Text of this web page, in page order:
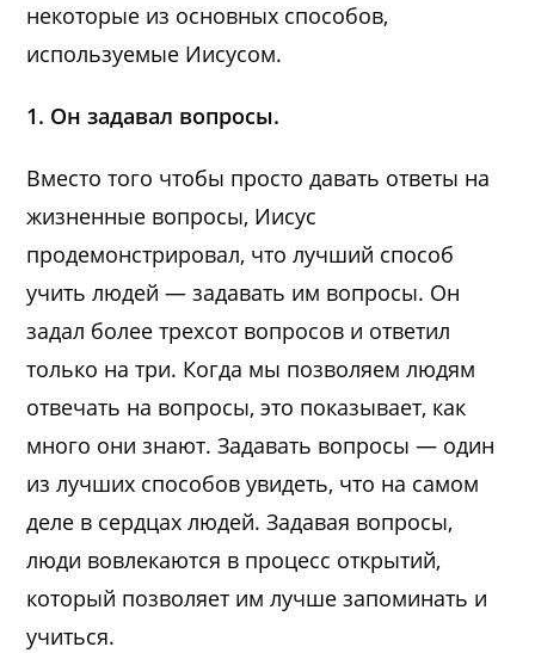
некоторые из основных способов,
используемые Иисусом.
1. Он задавал вопросы.
Вместо того чтобы просто давать ответы на
жизненные вопросы, Иисус
продемонстрировал, что лучший способ
учить людей — задавать им вопросы. Он
задал более трехсот вопросов и ответил
только на три. Когда мы позволяем людям
отвечать на вопросы, это показывает, как
много они знают. Задавать вопросы — один
из лучших способов увидеть, что на самом
деле в сердцах людей. Задавая вопросы,
люди вовлекаются в процесс открытий,
который позволяет им лучше запоминать и
учиться.